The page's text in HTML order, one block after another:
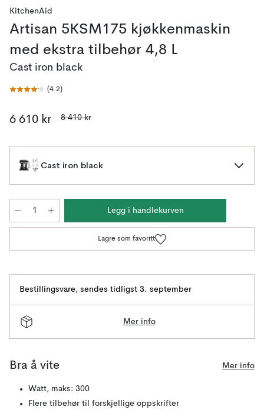
KitchenAid
Artisan 5KSM175 kjøkkenmaskin
med ekstra tilbehør 4,8 L
Cast iron black
(4.2)
6 610 kr 8 410 kr
Cast iron black
Legg i handlekurven
Lagre som favoritt
Bestillingsvare, sendes tidligst 3. september
Mer info
Bra å vite Mer info
Watt, maks: 300
Flere tilbehør til forskjellige oppskrifter